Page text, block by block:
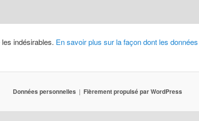
indésirables. En savoir plus sur la façon dont les
Données personnelles Fièrement propulsé par WordPress